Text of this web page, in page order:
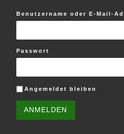
Benutzername oder E-Mail-
Passwort
Angemeldet bleiben
ANMELDEN